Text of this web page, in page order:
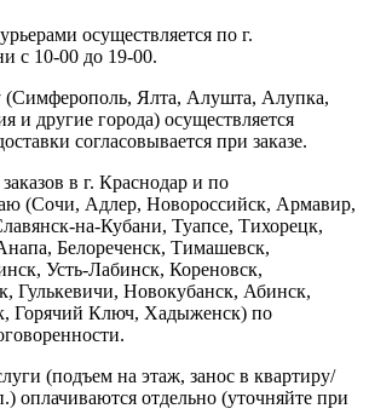
осуществляется по г.
с 10-00 до 19-00.
(Симферополь, Ялта, Алушта, Алупка,
и другие города) осуществляется
согласовывается при заказе.
в г. Краснодар и по
(Сочи, Адлер, Новороссийск, Армавир,
на-Кубани, Туапсе, Тихорецк,
Белореченск, Тимашевск,
Усть-Лабинск, Кореновск,
Гулькевичи, Новокубанск, Абинск,
Горячий Ключ, Хадыженск) по
(подъем на этаж, занос в квартиру/
оплачиваются отдельно (уточняйте при